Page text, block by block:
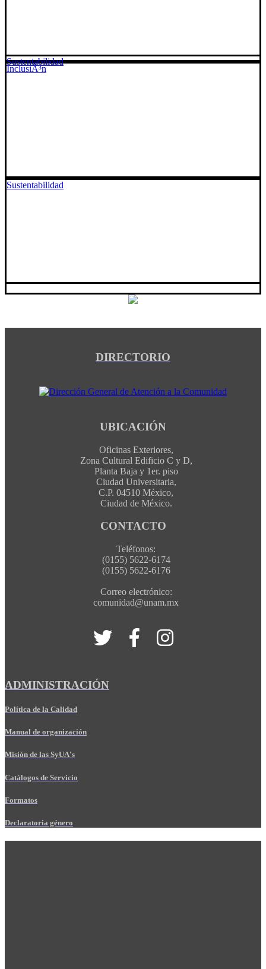
InclusiÃ³n
Sustentabilidad
Sustentabilidad
DIRECTORIO
UBICACIÓN
Oficinas Exteriores,
Zona Cultural Edificio C y D,
Planta Baja y 1er. piso
Ciudad Universitaria,
C.P. 04510 México,
Ciudad de México.
CONTACTO
Teléfonos:
(0155) 5622-6174
(0155) 5622-6176
Correo electrónico:
comunidad@unam.mx
ADMINISTRACIÓN
Política de la Calidad
Manual de organización
Misión de las SyUA's
Catálogos de Servicio
Formatos
Declaratoria género